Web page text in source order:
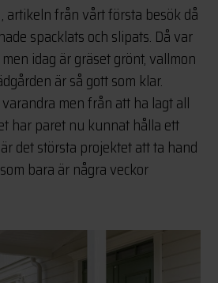
, artikeln från vårt första besök då
spacklats och slipats. Då var
idag är gräset grönt, vallmon
är så gott som klar.
men från att ha lagt all
har paret nu kunnat hålla ett
det största projektet att ta hand
bara är några veckor